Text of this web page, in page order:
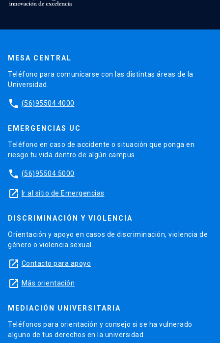
MESA CENTRAL
Teléfono para comunicarse con las distintas áreas de la
Universidad.
phone (56)95504 4000
EMERGENCIAS UC
Teléfono en caso de accidente o situación que ponga en
riesgo tu vida dentro de algún campus.
phone (56)95504 5000
launch Ir al sitio de Emergencias
DISCRIMINACIÓN Y VIOLENCIA
Orientación y apoyo en casos de discriminación, violencia de
género o violencia sexual.
launch Contacto para apoyo
launch Más orientación
MEDIACIÓN UNIVERSITARIA
Teléfonos para orientación y consejo si se ha vulnerado
alguno de tus derechos en la universidad.